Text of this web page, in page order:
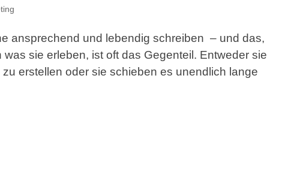
ansprechend und lebendig schreiben – und das,
sie erleben, ist oft das Gegenteil. Entweder sie
erstellen oder sie schieben es unendlich lange